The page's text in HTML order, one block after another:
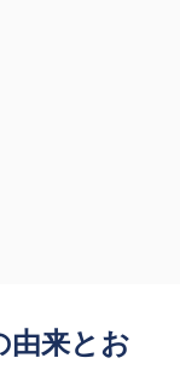
由来とお